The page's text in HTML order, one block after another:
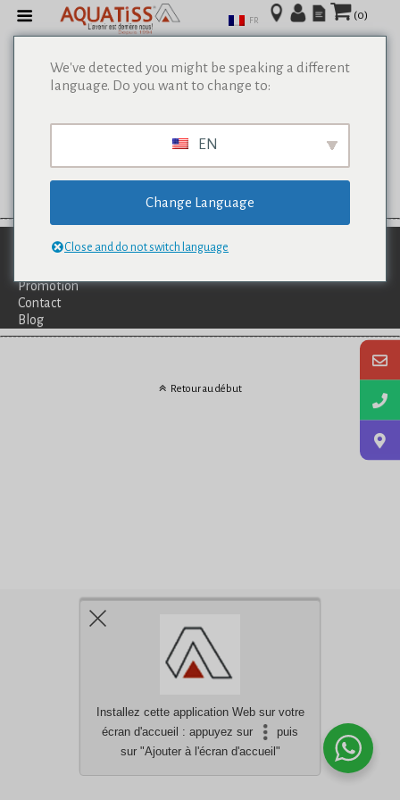
(0)
FR
We've detected you might be speaking a different
language. Do you want to change to:
EN
Change Language
Close and do not switch language
Besoin d'aide?discutez avec nous
Catalogues
Promotion
Contact
Blog
Retour au début
Installez cette application Web sur votre
écran d'accueil : appuyez sur
puis
sur "Ajouter à l'écran d'accueil"